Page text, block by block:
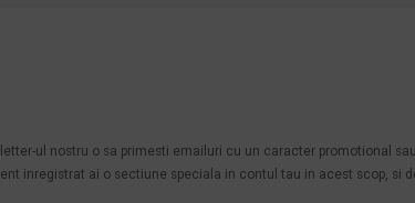
ul nostru o sa primesti emailuri cu un caracter promotional
inregistrat ai o sectiune speciala in contul tau in acest scop, si